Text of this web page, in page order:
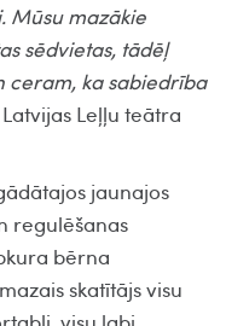
Mūsu mazākie
sēdvietas, tādēļ
ceram, ka sabiedrība
Leļļu teātra
jaunajos
regulēšanas
bērna
skatītājs visu